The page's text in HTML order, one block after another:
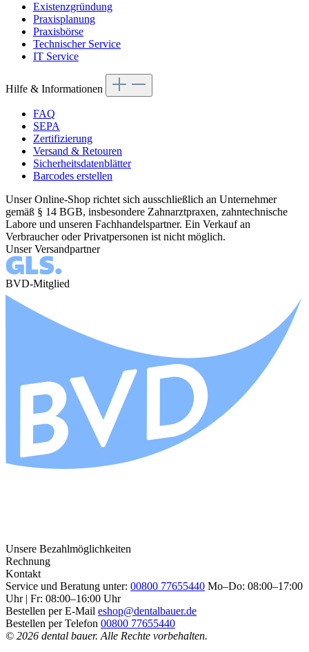
Existenzgründung
Praxisplanung
Praxisbörse
Technischer Service
IT Service
Hilfe & Informationen
FAQ
SEPA
Zertifizierung
Versand & Retouren
Sicherheitsdatenblätter
Barcodes erstellen
Unser Online-Shop richtet sich ausschließlich an Unternehmer
gemäß § 14 BGB, insbesondere Zahnarztpraxen, zahntechnische
Labore und unseren Fachhandelspartner. Ein Verkauf an
Verbraucher oder Privatpersonen ist nicht möglich.
Unser Versandpartner
BVD-Mitglied
Unsere Bezahlmöglichkeiten
Rechnung
Kontakt
Service und Beratung unter: 00800 77655440 Mo–Do: 08:00–17:00
Uhr | Fr: 08:00–16:00 Uhr
Bestellen per E-Mail eshop@dentalbauer.de
Bestellen per Telefon 00800 77655440
© 2026 dental bauer. Alle Rechte vorbehalten.